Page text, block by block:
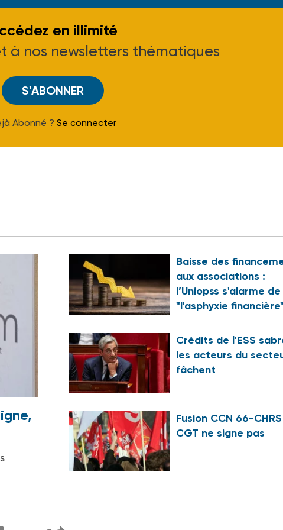
en illimité
à nos newsletters thématiques
S'ABONNER
Abonné ? Se connecter
Baisse des
aux associations :
l’Uniopss s'alarme de
"l'asphyxie
Crédits de l'ESS
les acteurs du
fâchent
Fusion CCN 66-
CGT ne signe pas